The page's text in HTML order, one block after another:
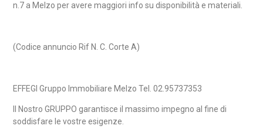
n.7 a Melzo per avere maggiori info su disponibilità e materiali.
(Codice annuncio Rif N. C. Corte A)
EFFEGI Gruppo Immobiliare Melzo Tel. 02.95737353
Il Nostro GRUPPO garantisce il massimo impegno al fine di
soddisfare le vostre esigenze.